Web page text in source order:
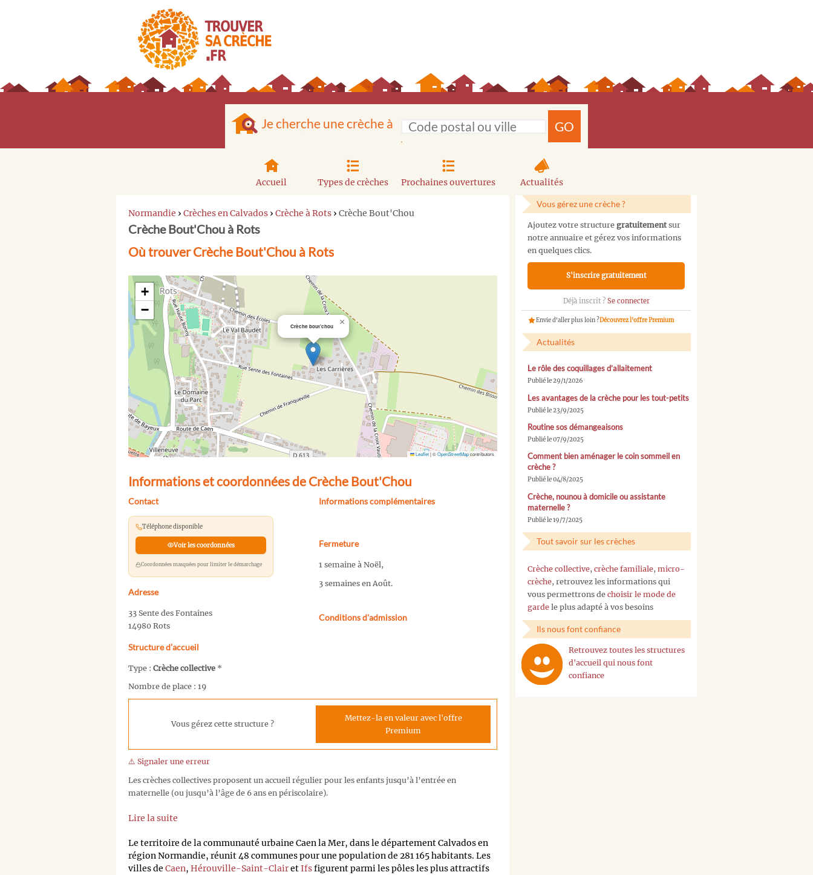
Je cherche une crèche à GO
Accueil Types de crèches Prochaines ouvertures Actualités
Normandie › Crèches en Calvados › Crèche à Rots › Crèche Bout'Chou
Crèche Bout'Chou à Rots
Où trouver Crèche Bout'Chou à Rots
Crèche bout'chou ×
+
−
Leaflet|©OpenStreetMapcontributors
Informations et coordonnées de Crèche Bout'Chou
Contact
Téléphone disponible
Voir les coordonnées
Coordonnées masquées pour limiter le démarchage
Adresse
33 Sente des Fontaines
14980 Rots
Structure d’accueil
Type : Crèche collective *
Nombre de place : 19
Informations complémentaires
Fermeture
1 semaine à Noël,
3 semaines en Août.
Conditions d'admission
Vous gérez cette structure ?
Mettez-la en valeur avec l'offre
Premium
⚠️ Signaler une erreur
Les crèches collectives proposent un accueil régulier pour les enfants jusqu’à l’entrée en
maternelle (ou jusqu’à l’âge de 6 ans en périscolaire).
Lire la suite
Le territoire de la communauté urbaine Caen la Mer, dans le département Calvados en
région Normandie, réunit 48 communes pour une population de 281 165 habitants. Les
villes de Caen, Hérouville-Saint-ClairetIfsfigurent parmi les pôles les plus attractifs
Vous gérez une crèche ?
Ajoutez votre structure gratuitementsur
notre annuaire et gérez vos informations
en quelques clics.
S'inscrire gratuitement
Déjà inscrit ? Se connecter
Envie d'aller plus loin ?Découvrez l'offre Premium
Actualités
Le rôle des coquillages d’allaitement
Publié le 29/1/2026
Les avantages de la crèche pour les tout-petits
Publié le 23/9/2025
Routine sos démangeaisons
Publié le 07/9/2025
Comment bien aménager le coin sommeil en
crèche ?
Publié le 04/8/2025
Crèche, nounou à domicile ou assistante
maternelle ?
Publié le 19/7/2025
Tout savoir sur les crèches
Crèche collective, crèche familiale, micro-
crèche, retrouvez les informations qui
vous permettrons de choisir le mode de
garde le plus adapté à vos besoins
Ils nous font confiance
Retrouvez toutes les structures
d'accueil qui nous font
confiance